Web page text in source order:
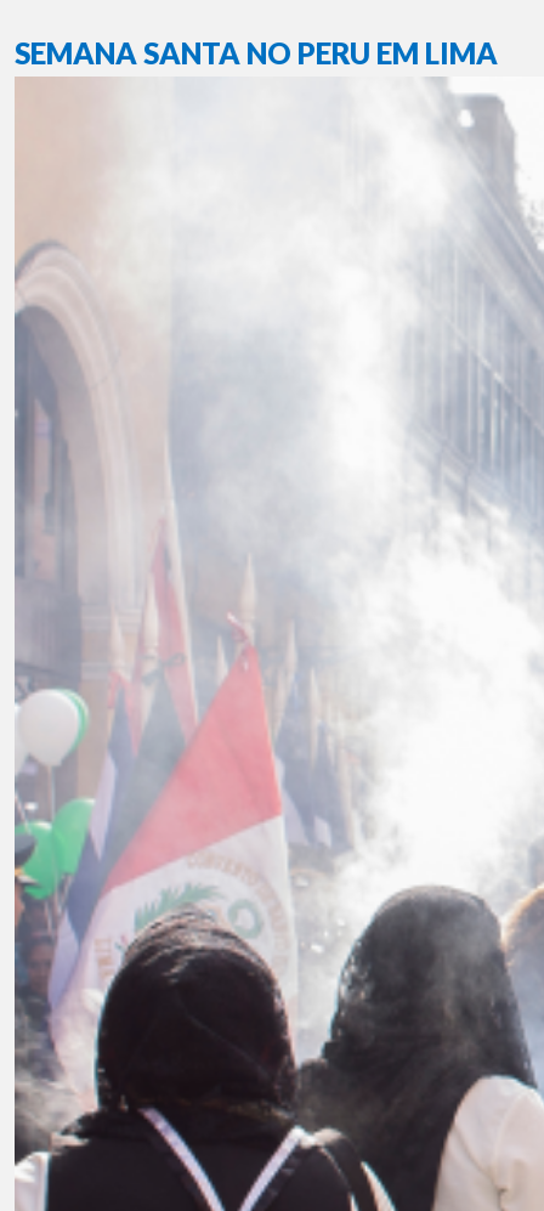
SEMANA SANTA NO PERU EM LIMA